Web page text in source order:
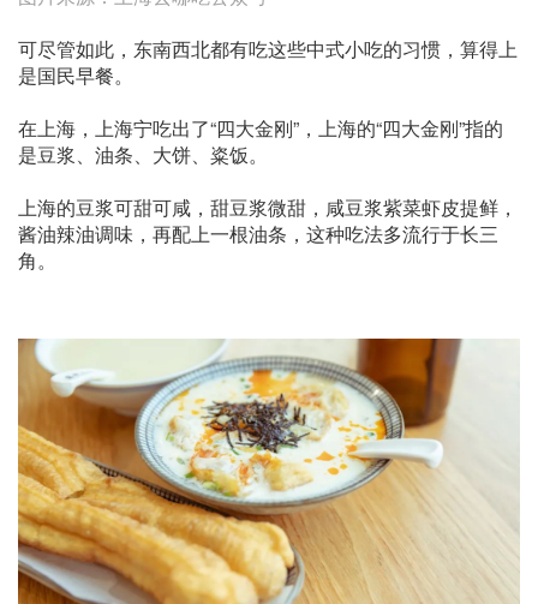
可尽管如此，东南西北都有吃这些中式小吃的习惯，算得上
是国民早餐。
在上海，上海宁吃出了“四大金刚”，上海的“四大金刚”指的
是豆浆、油条、大饼、粢饭。
上海的豆浆可甜可咸，甜豆浆微甜，咸豆浆紫菜虾皮提鲜，
酱油辣油调味，再配上一根油条，这种吃法多流行于长三
角。